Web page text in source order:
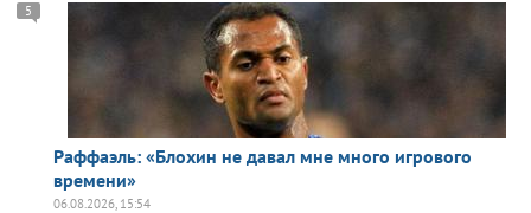
Раффаэль: «Блохин не давал мне много игрового
времени»
5
06.08.2026, 15:54